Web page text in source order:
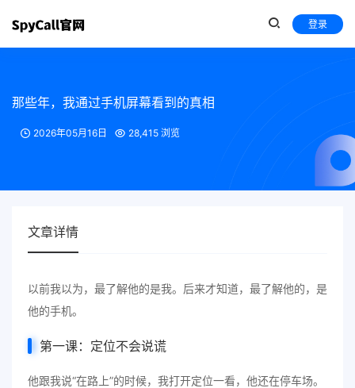
登录
那些年，我通过手机屏幕看到的真相
2026年05月16日 28,415 浏览
文章详情
以前我以为，最了解他的是我。后来才知道，最了解他的，是
他的手机。
第一课：定位不会说谎
他跟我说“在路上”的时候，我打开定位一看，他还在停车场。